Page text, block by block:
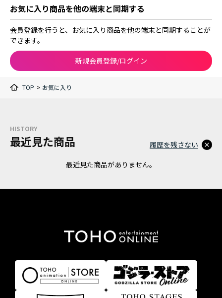
お気に入り商品を他の端末と同期する
会員登録を行うと、お気に入り商品を他の端末と同期することが
できます。
新規会員登録/ログイン
TOP > お気に入り
HISTORY
最近見た商品
最近見た商品がありません。
履歴を残さない